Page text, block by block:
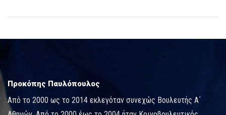
Προκόπης Παυλόπουλος
Από το 2000 ως το 2014 εκλεγόταν συνεχώς Βουλευτής Α΄